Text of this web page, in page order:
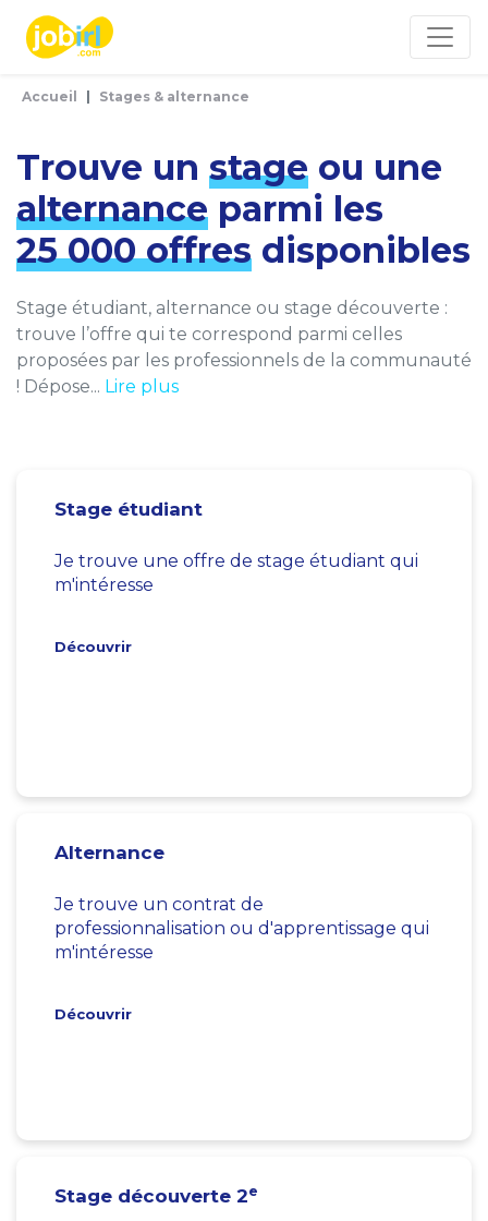
Accueil Stages & alternance
Trouve un stage ou une
alternance parmi les
25 000 offres disponibles
Stage étudiant, alternance ou stage découverte :
trouve l’offre qui te correspond parmi celles
proposées par les professionnels de la communauté
! Dépose... Lire plus
Stage étudiant
Je trouve une offre de stage étudiant qui
m'intéresse
Découvrir
Alternance
Je trouve un contrat de
professionnalisation ou d'apprentissage qui
m'intéresse
Découvrir
Stage découverte 2e
Panneau de gestion des cookies